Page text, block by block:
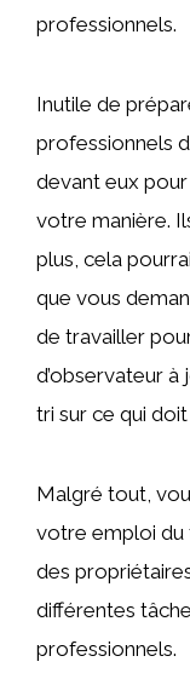
professionnels.
Inutile de
professionnels
devant eux
votre manière.
plus, cela
que vous
de travailler
d’observateur à
tri sur ce qui
Malgré tout,
votre emploi du
des
différentes
professionnels.